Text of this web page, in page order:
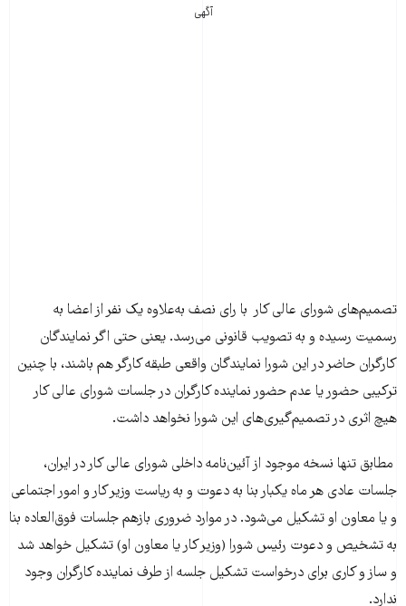
آگهی
تصمیم‌های شورای عالی کار با رای نصف به‌علاوه یک نفر از اعضا به
رسمیت رسیده و به تصویب قانونی می‌رسد. یعنی حتی اگر نمایندگان
کارگران حاضر در این شورا نمایندگان واقعی طبقه کارگر هم باشند، با چنین
ترکیبی حضور یا عدم حضور نماینده کارگران در جلسات شورای عالی کار
هیچ اثری در تصمیم‌گیری‌های این شورا نخواهد داشت.
مطابق تنها نسخه موجود از آئین‌نامه داخلی شورای عالی کار در ایران،
جلسات عادی هر ماه یکبار بنا به دعوت و به ریاست وزیر کار و امور اجتماعی
و یا معاون او تشکیل می‌شود. در موارد ضروری بازهم جلسات فوق‌العاده بنا
به تشخیص و دعوت رئیس شورا (وزیر کار یا معاون او) تشکیل خواهد شد
و ساز و کاری برای درخواست تشکیل جلسه از طرف نماینده کارگران وجود
ندارد.